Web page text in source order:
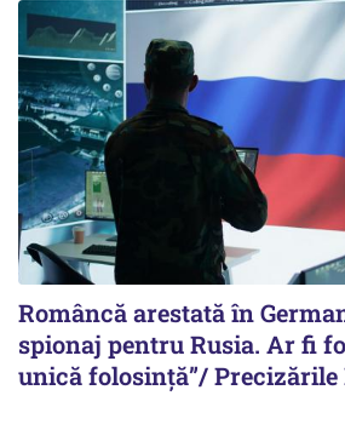
Româncă arestată în
spionaj pentru Rusia. Ar fi
unică folosință”/ Precizările